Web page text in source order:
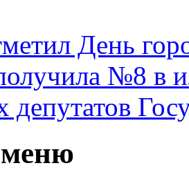
День
№8 в
депутатов
меню